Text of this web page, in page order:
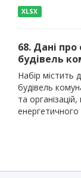
XLSX
68. Дані
будівель
Набір містить
будівель
та